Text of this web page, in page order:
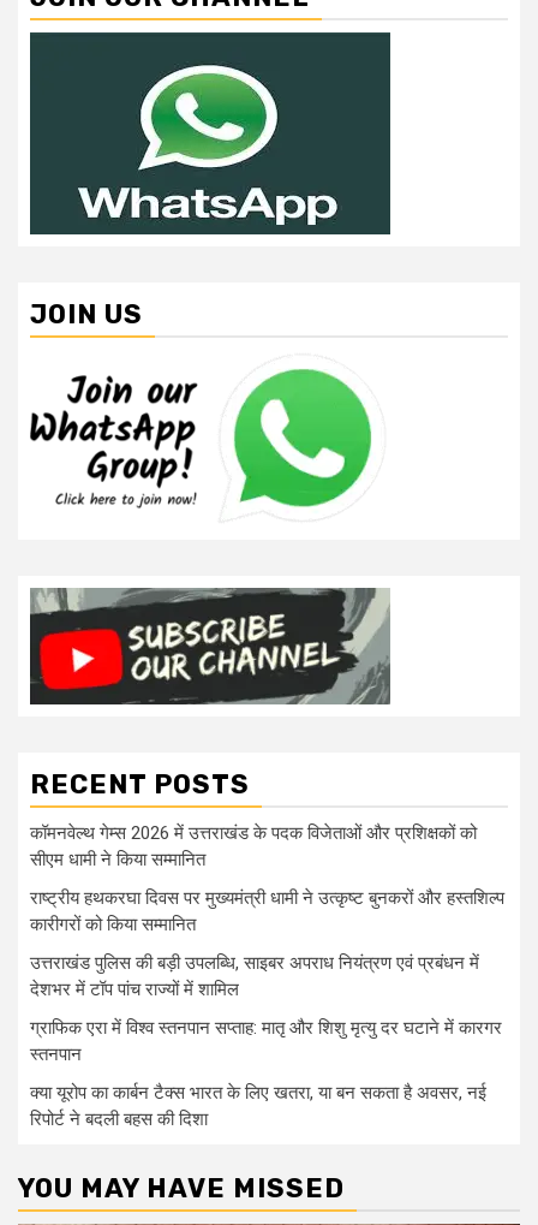
JOIN US
RECENT POSTS
कॉमनवेल्थ गेम्स 2026 में उत्तराखंड के पदक विजेताओं और प्रशिक्षकों को
सीएम धामी ने किया सम्मानित
राष्ट्रीय हथकरघा दिवस पर मुख्यमंत्री धामी ने उत्कृष्ट बुनकरों और हस्तशिल्प
कारीगरों को किया सम्मानित
उत्तराखंड पुलिस की बड़ी उपलब्धि, साइबर अपराध नियंत्रण एवं प्रबंधन में
देशभर में टॉप पांच राज्यों में शामिल
ग्राफिक एरा में विश्व स्तनपान सप्ताह: मातृ और शिशु मृत्यु दर घटाने में कारगर
स्तनपान
क्या यूरोप का कार्बन टैक्स भारत के लिए खतरा, या बन सकता है अवसर, नई
रिपोर्ट ने बदली बहस की दिशा
YOU MAY HAVE MISSED